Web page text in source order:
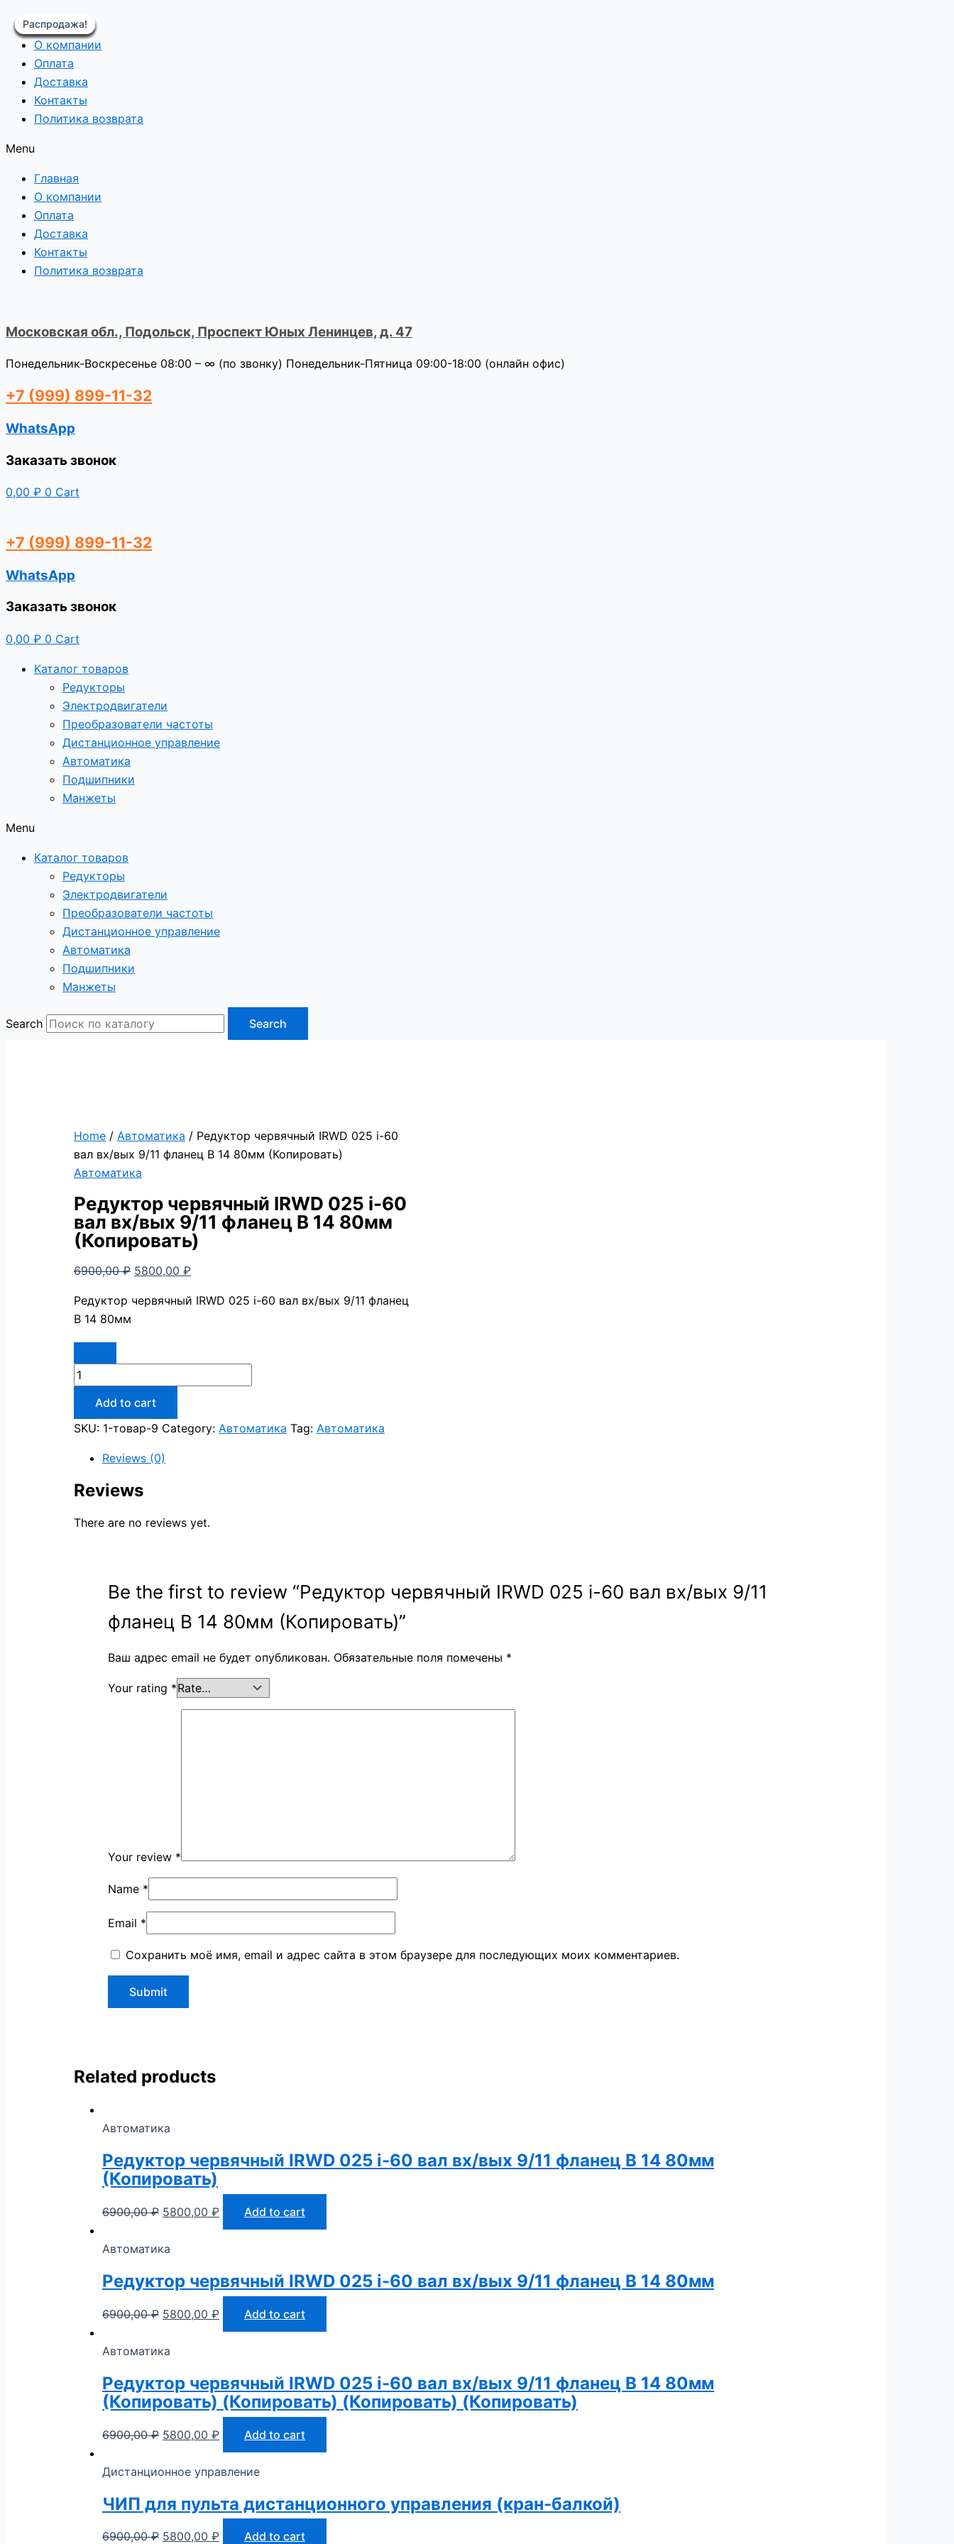
содержимому
Главная
О компании
Оплата
Доставка
Контакты
Политика возврата
Menu
Главная
О компании
Оплата
Доставка
Контакты
Политика возврата
Московская обл., Подольск, Проспект Юных Ленинцев, д. 47
Понедельник-Воскресенье 08:00 – ∞ (по звонку) Понедельник-Пятница 09:00-18:00 (онлайн офис)
+7 (999) 899-11-32
WhatsApp
Заказать звонок
0,00 ₽ 0 Cart
+7 (999) 899-11-32
WhatsApp
Заказать звонок
0,00 ₽ 0 Cart
Каталог товаров
Редукторы
Электродвигатели
Преобразователи частоты
Дистанционное управление
Автоматика
Подшипники
Манжеты
Menu
Каталог товаров
Редукторы
Электродвигатели
Преобразователи частоты
Дистанционное управление
Автоматика
Подшипники
Манжеты
Search Search
Распродажа!
Home / Автоматика / Редуктор червячный IRWD 025 i-60
вал вх/вых 9/11 фланец B 14 80мм (Копировать)
Автоматика
Редуктор червячный IRWD 025 i-60
вал вх/вых 9/11 фланец B 14 80мм
(Копировать)
6900,00₽ 5800,00 ₽
Редуктор червячный IRWD 025 i-60 вал вх/вых 9/11 фланец
B 14 80мм
червячный
IRWD
i-
60
вал
9/11
фланец
14
80мм
(Копировать)
Add to cart
SKU: 1-товар-9 Category: Автоматика Tag: Автоматика
Reviews (0)
Reviews
There are no reviews yet.
Be the first to review “Редуктор червячный IRWD 025 i-60 вал вх/вых 9/11
фланец B 14 80мм (Копировать)”
Ваш адрес email не будет опубликован. Обязательные поля помечены *
Your rating *
Your review *
Name *
Email *
Сохранить моё имя, email и адрес сайта в этом браузере для последующих моих комментариев.
Related products
Распродажа!
Распродажа!
Автоматика
Редуктор червячный IRWD 025 i-60 вал вх/вых 9/11 фланец B 14 80мм
(Копировать)
6900,00₽ 5800,00 ₽ Add to cart
Распродажа!
Распродажа!
Автоматика
Редуктор червячный IRWD 025 i-60 вал вх/вых 9/11 фланец B 14 80мм
6900,00₽ 5800,00 ₽ Add to cart
Распродажа!
Распродажа!
Автоматика
Редуктор червячный IRWD 025 i-60 вал вх/вых 9/11 фланец B 14 80мм
(Копировать) (Копировать) (Копировать) (Копировать)
6900,00₽ 5800,00 ₽ Add to cart
Распродажа!
Распродажа!
Дистанционное управление
ЧИП для пульта дистанционного управления (кран-балкой)
6900,00₽ 5800,00 ₽ Add to cart